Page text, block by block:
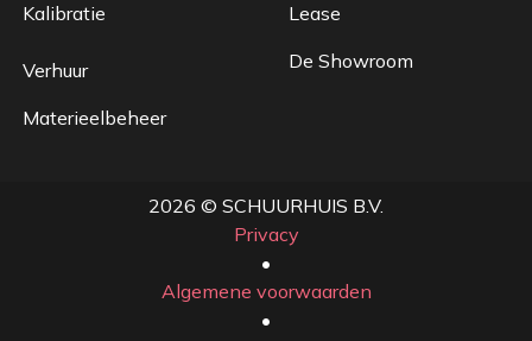
Kalibratie
Verhuur
Materieelbeheer
Lease
De Showroom
2026 © SCHUURHUIS B.V.
Privacy
​• ​
Algemene voorwaarden
•